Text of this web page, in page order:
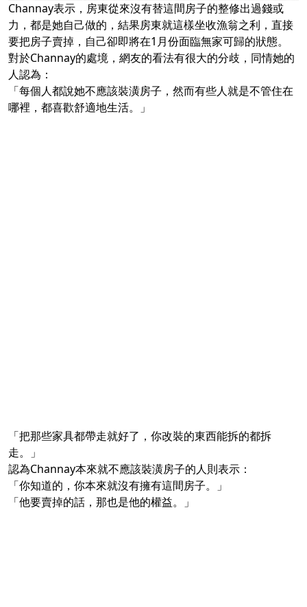
Channay表示，房東從來沒有替這間房子的整修出過錢或
力，都是她自己做的，結果房東就這樣坐收漁翁之利，直接
要把房子賣掉，自己卻即將在1月份面臨無家可歸的狀態。
對於Channay的處境，網友的看法有很大的分歧，同情她的
人認為：
「每個人都說她不應該裝潢房子，然而有些人就是不管住在
哪裡，都喜歡舒適地生活。」
「把那些家具都帶走就好了，你改裝的東西能拆的都拆
走。」
認為Channay本來就不應該裝潢房子的人則表示：
「你知道的，你本來就沒有擁有這間房子。」
「他要賣掉的話，那也是他的權益。」